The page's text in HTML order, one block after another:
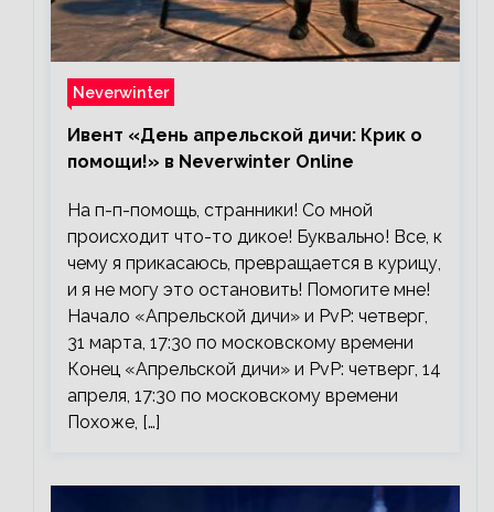
Neverwinter
Ивент «День апрельской дичи: Крик о
помощи!» в Neverwinter Online
На п-п-помощь, странники! Со мной
происходит что-то дикое! Буквально! Все, к
чему я прикасаюсь, превращается в курицу,
и я не могу это остановить! Помогите мне!
Начало «Апрельской дичи» и PvP: четверг,
31 марта, 17:30 по московскому времени
Конец «Апрельской дичи» и PvP: четверг, 14
апреля, 17:30 по московскому времени
Похоже, […]